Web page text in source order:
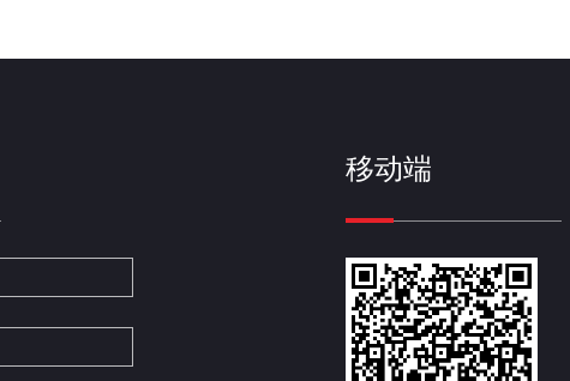
移动端